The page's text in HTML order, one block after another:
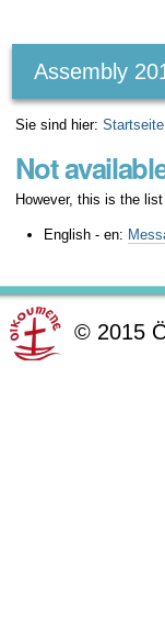
Assembly
Sie sind hier: Startseite
Not
However, this is the
English - en:
© 2015